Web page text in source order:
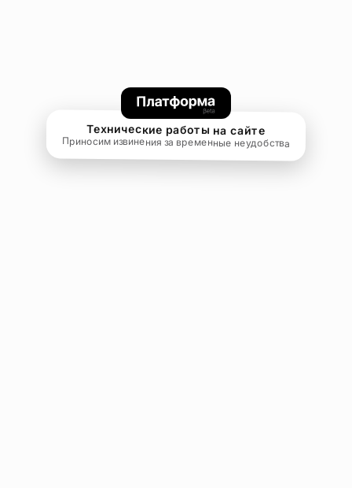
Технические работы на сайте
Приносим извинения за временные неудобства